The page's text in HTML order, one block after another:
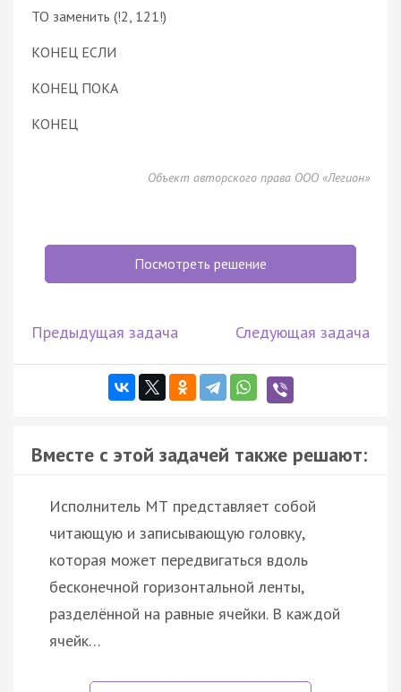
ТО заменить (!2, 121!)
КОНЕЦ ЕСЛИ
КОНЕЦ ПОКА
КОНЕЦ
Объект авторского права ООО «Легион»
Посмотреть решение
Предыдущая задача Следующая задача
Вместе с этой задачей также решают:
Исполнитель МТ представляет собой
читающую и записывающую головку,
которая может передвигаться вдоль
бесконечной горизонтальной ленты,
разделённой на равные ячейки. В каждой
ячейк…